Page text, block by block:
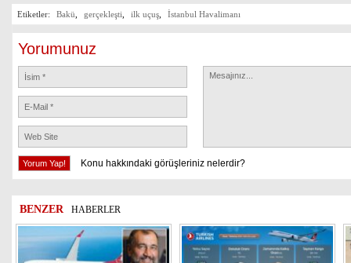
Etiketler: Bakü gerçekleşti ilk uçuş İstanbul Havalimanı
Yorumunuz
Konu hakkındaki görüşleriniz nelerdir?
BENZER HABERLER